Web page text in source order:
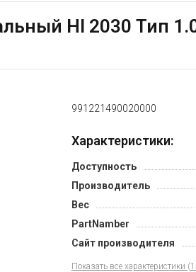
Hl 2030 Тип
991221490020000
Характеристики:
Доступность
Производитель
Вес
PartNamber
Сайт производителя
Показать все характеристики